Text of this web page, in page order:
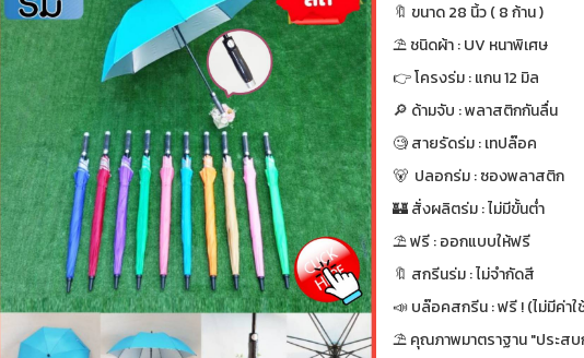
🔖 ขนาด 28 นิ้ว ( 8 ก้าน )
⛱ ชนิดผ้า : UV หนาพิเศษ
👉 โครงร่ม : แกน 12 มิล
🔎 ด้ามจับ : พลาสติกกันลื่น
🧐 สายรัดร่ม : เทปล๊อค
🐻 ปลอกร่ม : ซองพลาสติก
🏰 สั่งผลิตร่ม : ไม่มีขั้นต่ำ
⛱ ฟรี : ออกแบบให้ฟรี
🔖 สกรีนร่ม : ไม่จำกัดสี
📣 บล๊อคสกรีน : ฟรี ! (ไม่มีค่าใ
⛱ คุณภาพมาตราฐาน "ประส